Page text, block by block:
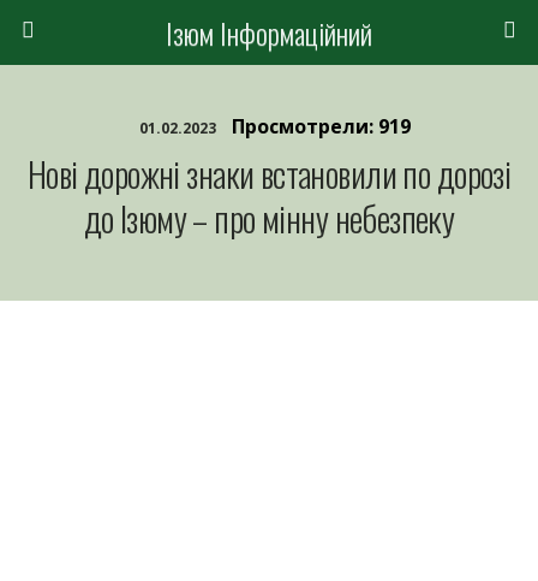
Ізюм Інформаційний
01.02.2023 Просмотрели: 919
Нові дорожні знаки встановили по дорозі
до Ізюму – про мінну небезпеку